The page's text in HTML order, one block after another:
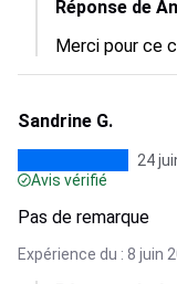
Réponse de
Merci pour ce
Sandrine G.
24
Avis vérifié
Pas de remarque
Expérience du : 8 juin